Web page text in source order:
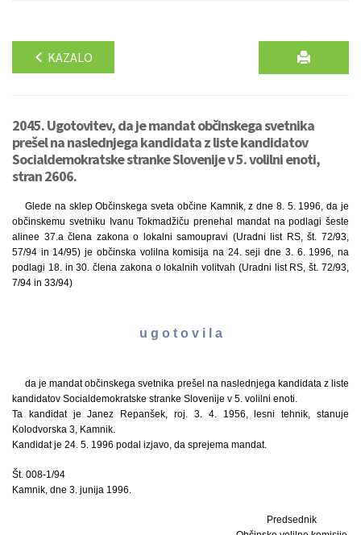
KAZALO
2045. Ugotovitev, da je mandat občinskega svetnika
prešel na naslednjega kandidata z liste kandidatov
Socialdemokratske stranke Slovenije v 5. volilni enoti,
stran 2606.
Glede na sklep Občinskega sveta občine Kamnik, z dne 8. 5. 1996, da je
občinskemu svetniku Ivanu Tokmadžiču prenehal mandat na podlagi šeste
alinee 37.a člena zakona o lokalni samoupravi (Uradni list RS, št. 72/93,
57/94 in 14/95) je občinska volilna komisija na 24. seji dne 3. 6. 1996, na
podlagi 18. in 30. člena zakona o lokalnih volitvah (Uradni list RS, št. 72/93,
7/94 in 33/94)
u g o t o v i l a
da je mandat občinskega svetnika prešel na naslednjega kandidata z liste
kandidatov Socialdemokratske stranke Slovenije v 5. volilni enoti.
Ta kandidat je Janez Repanšek, roj. 3. 4. 1956, lesni tehnik, stanuje
Kolodvorska 3, Kamnik.
Kandidat je 24. 5. 1996 podal izjavo, da sprejema mandat.
Št. 008-1/94
Kamnik, dne 3. junija 1996.
Predsednik